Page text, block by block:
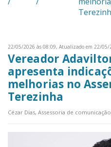
22/05/2026 às 08:09, Atualizado em 22/05/
Vereador
apresenta
melhorias no
Terezinha
Cézar Dias, Assessoria de comunicação